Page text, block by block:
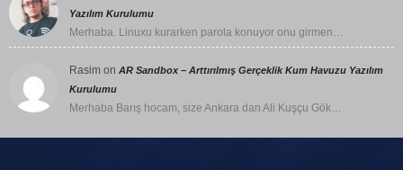
Yazılım Kurulumu
Merhaba. Linuxu kurarken parola konuyor onu girmen…
Rasim on AR Sandbox – Arttırılmış Gerçeklik Kum Havuzu Yazılım
Kurulumu
Merhaba Barış hocam, size Ankara dan Ali Kuşçu Gök…